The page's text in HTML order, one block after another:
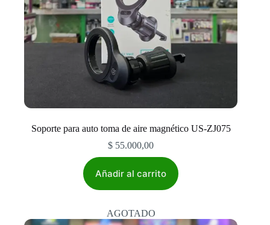
Soporte para auto toma de aire magnético US-ZJ075
$ 55.000,00
Añadir al carrito
AGOTADO